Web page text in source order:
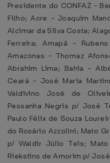
Presidente do CONFAZ -
Filho; Acre - Joaquim
Alcimar da Silva Costa;
Ferreira; Amapá -
Amazonas - Thomaz
Abrahim Lima; Bahia -
Ceará - José Maria
Valdivino José de
Pessanha Negris p/ José
Paulo Félix de Souza
do Rosário Azzolini; Mato
p/ Waldir Júlio Teis;
Riekstins de Amorim p/